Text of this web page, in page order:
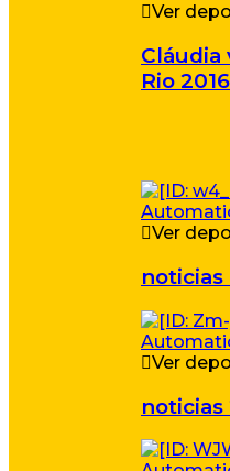
Ver
Cláudia
Rio 2016
Ver
noticias
Ver
noticias